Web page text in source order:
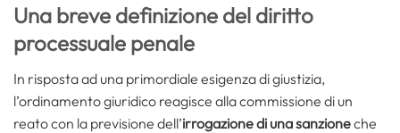
Una breve definizione del diritto
processuale penale
In risposta ad una primordiale esigenza di giustizia,
l’ordinamento giuridico reagisce alla commissione di un
reato con la previsione dell’irrogazione di una sanzioneche